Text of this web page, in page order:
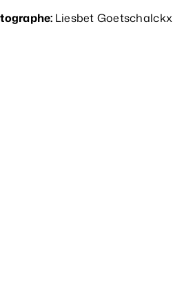
: Liesbet Goetschalckx